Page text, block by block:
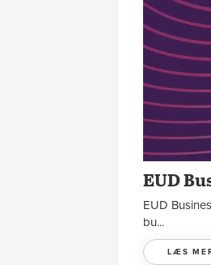
EUD
EUD
bu...
LÆS